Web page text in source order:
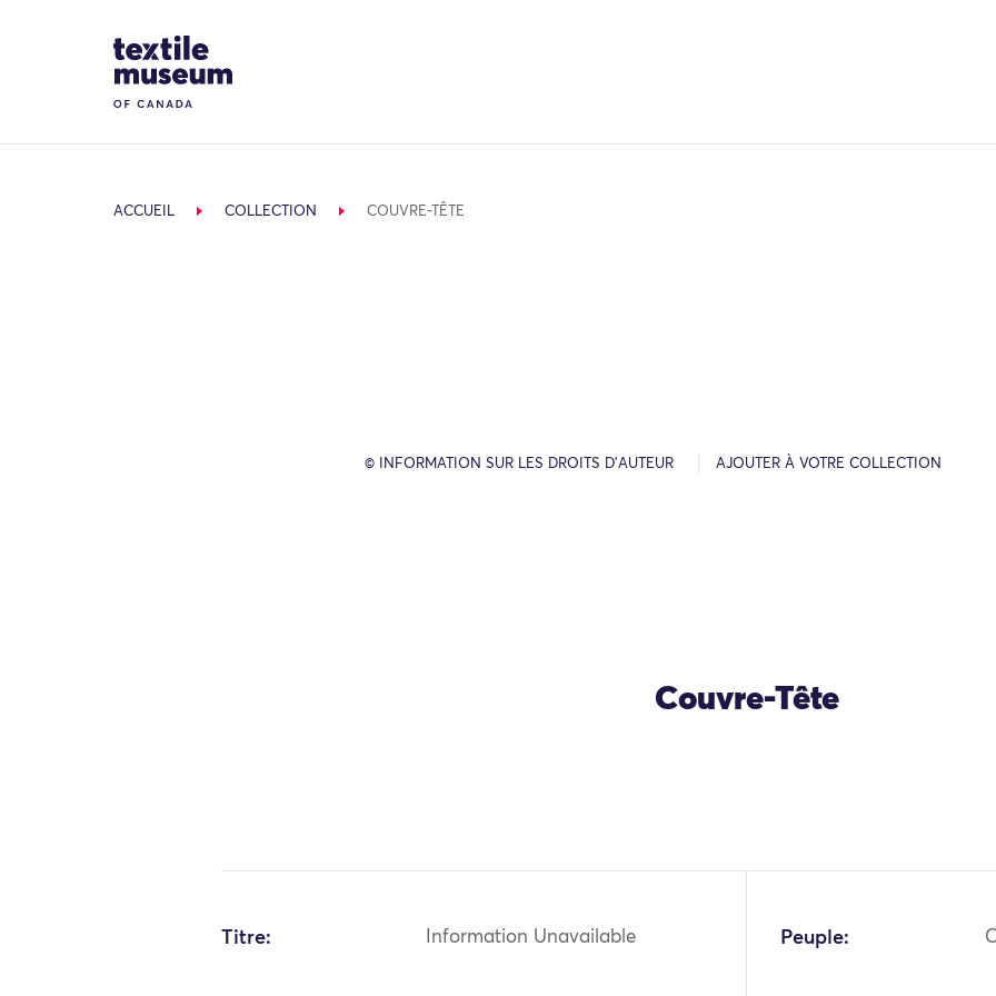
Site Logo
ACCUEIL COLLECTION COUVRE-TÊTE
© INFORMATION SUR LES DROITS D’AUTEUR AJOUTER À VOTRE COLLECTION
Couvre-Tête
Titre: Information Unavailable Peuple: